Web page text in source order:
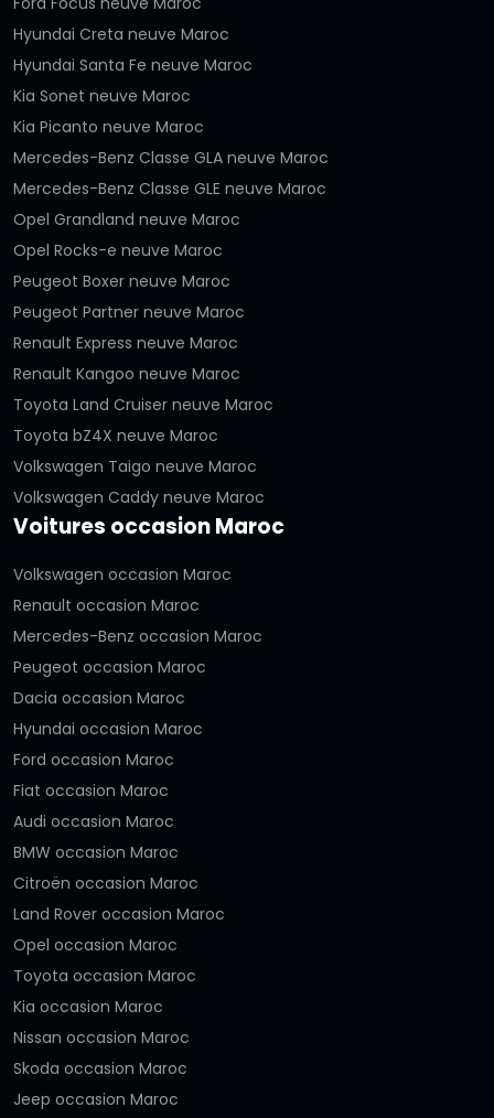
Hyundai Creta neuve Maroc
Hyundai Santa Fe neuve Maroc
Kia Sonet neuve Maroc
Kia Picanto neuve Maroc
Mercedes-Benz Classe GLA neuve Maroc
Mercedes-Benz Classe GLE neuve Maroc
Opel Grandland neuve Maroc
Opel Rocks-e neuve Maroc
Peugeot Boxer neuve Maroc
Peugeot Partner neuve Maroc
Renault Express neuve Maroc
Renault Kangoo neuve Maroc
Toyota Land Cruiser neuve Maroc
Toyota bZ4X neuve Maroc
Volkswagen Taigo neuve Maroc
Volkswagen Caddy neuve Maroc
Voitures occasion Maroc
Volkswagen occasion Maroc
Renault occasion Maroc
Mercedes-Benz occasion Maroc
Peugeot occasion Maroc
Dacia occasion Maroc
Hyundai occasion Maroc
Ford occasion Maroc
Fiat occasion Maroc
Audi occasion Maroc
BMW occasion Maroc
Citroën occasion Maroc
Land Rover occasion Maroc
Opel occasion Maroc
Toyota occasion Maroc
Kia occasion Maroc
Nissan occasion Maroc
Skoda occasion Maroc
Jeep occasion Maroc